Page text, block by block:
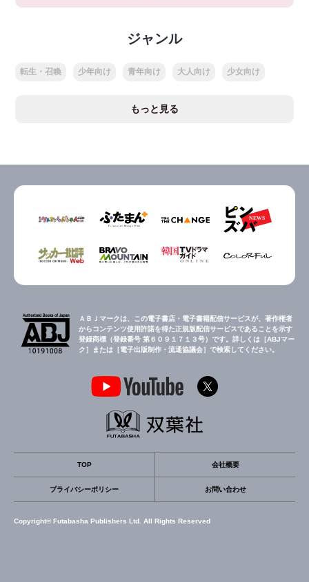
ジャンル
転生・召喚 少年向け 青年向け 大人向け 少女向け
もっと見る
ＡＢＪマークは、この電子書店・電子書籍配信サービスが、著作権者
からコンテンツ使用許諾を得た正規版配信サービスであることを示す
登録商標（登録番号 第６０９１７１３号）です。詳しくは［ABJマー
ク］または［電子出版制作・流通協議会］で検索してください。
TOP 会社概要
プライバシーポリシー お問い合わせ
Copyright© Futabasha Publishers Ltd. All Rights Reserved